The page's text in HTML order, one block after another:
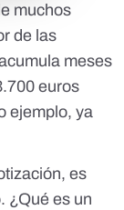
muchos
de las
meses
euros
ejemplo, ya
es
¿Qué es un